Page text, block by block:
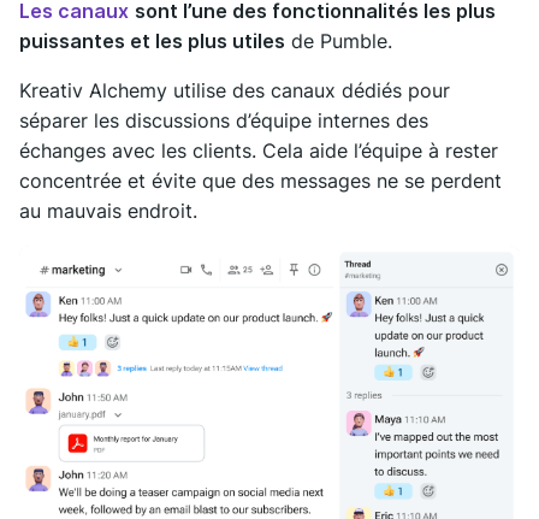
Les canaux sont l’une des fonctionnalités les plus
puissantes et les plus utiles de Pumble.
Kreativ Alchemy utilise des canaux dédiés pour
séparer les discussions d’équipe internes des
échanges avec les clients. Cela aide l’équipe à rester
concentrée et évite que des messages ne se perdent
au mauvais endroit.